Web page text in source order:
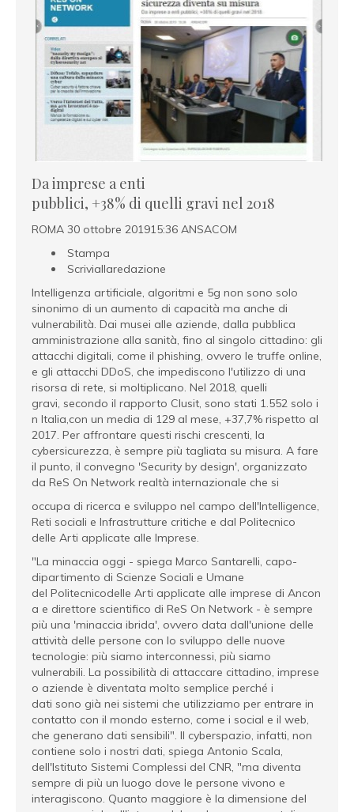
Da imprese a enti
pubblici, +38% di quelli gravi nel 2018
ROMA 30 ottobre 201915:36 ANSACOM
Stampa
Scriviallaredazione
Intelligenza artificiale, algoritmi e 5g non sono solo
sinonimo di un aumento di capacità ma anche di
vulnerabilità. Dai musei alle aziende, dalla pubblica
amministrazione alla sanità, fino al singolo cittadino: gli
attacchi digitali, come il phishing, ovvero le truffe online,
e gli attacchi DDoS, che impediscono l'utilizzo di una
risorsa di rete, si moltiplicano. Nel 2018, quelli
gravi, secondo il rapporto Clusit, sono stati 1.552 solo i
n Italia,con un media di 129 al mese, +37,7% rispetto al
2017. Per affrontare questi rischi crescenti, la
cybersicurezza, è sempre più tagliata su misura. A fare
il punto, il convegno 'Security by design', organizzato
da ReS On Network realtà internazionale che si
occupa di ricerca e sviluppo nel campo dell'Intelligence,
Reti sociali e Infrastrutture critiche e dal Politecnico
delle Arti applicate alle Imprese.
"La minaccia oggi - spiega Marco Santarelli, capo-
dipartimento di Scienze Sociali e Umane
del Politecnicodelle Arti applicate alle imprese di Ancon
a e direttore scientifico di ReS On Network - è sempre
più una 'minaccia ibrida', ovvero data dall'unione delle
attività delle persone con lo sviluppo delle nuove
tecnologie: più siamo interconnessi, più siamo
vulnerabili. La possibilità di attaccare cittadino, imprese
o aziende è diventata molto semplice perché i
dati sono già nei sistemi che utilizziamo per entrare in
contatto con il mondo esterno, come i social e il web,
che generano dati sensibili". Il cyberspazio, infatti, non
contiene solo i nostri dati, spiega Antonio Scala,
dell'Istituto Sistemi Complessi del CNR, "ma diventa
sempre di più un luogo dove le persone vivono e
interagiscono. Quanto maggiore è la dimensione del